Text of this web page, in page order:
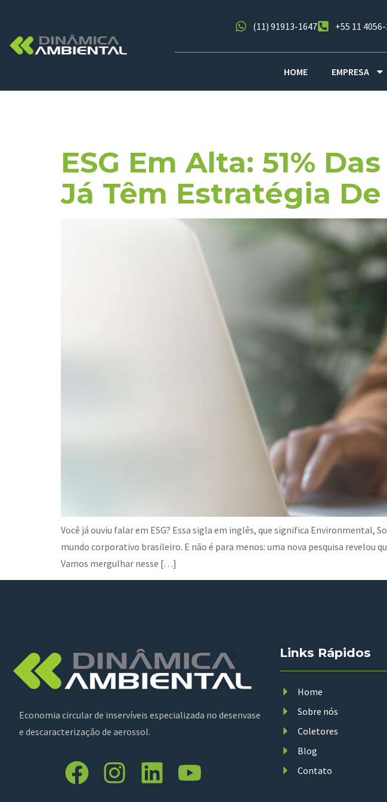
(11) 91913-1647 +55 11
HOME EMPRESA
ESG Em Alta: 51%
Já Têm Estratégia
Você já ouviu falar em ESG? Essa sigla em inglês, que significa Environmental,
mundo corporativo brasileiro. E não é para menos: uma nova pesquisa revelou
Vamos mergulhar nesse […]
Economia circular de inservíveis especializada no desenvase
e descaracterização de aerossol.
Links Rápidos
Home
Sobre nós
Coletores
Blog
Contato